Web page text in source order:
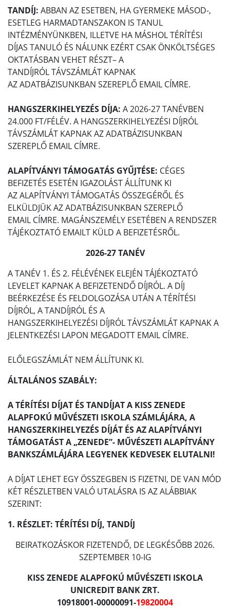
TANDÍJ: ABBAN AZ ESETBEN, HA GYERMEKE MÁSOD-,
ESETLEG HARMADTANSZAKON IS TANUL
INTÉZMÉNYÜNKBEN, ILLETVE HA MÁSHOL TÉRÍTÉSI
DÍJAS TANULÓ ÉS NÁLUNK EZÉRT CSAK ÖNKÖLTSÉGES
OKTATÁSBAN VEHET RÉSZT– A
TANDÍJRÓL TÁVSZÁMLÁT KAPNAK
AZ ADATBÁZISUNKBAN SZEREPLŐ EMAIL CÍMRE.
HANGSZERKIHELYEZÉS DÍJA: A 2026-27 TANÉVBEN
24.000 FT/FÉLÉV. A HANGSZERKIHELYEZÉSI DÍJRÓL
TÁVSZÁMLÁT KAPNAK AZ ADATBÁZISUNKBAN
SZEREPLŐ EMAIL CÍMRE.
ALAPÍTVÁNYI TÁMOGATÁS GYŰJTÉSE: CÉGES
BEFIZETÉS ESETÉN IGAZOLÁST ÁLLÍTUNK KI
AZ ALAPÍTVÁNYI TÁMOGATÁS ÖSSZEGÉRŐL ÉS
ELKÜLDJÜK AZ ADATBÁZISUNKBAN SZEREPLŐ
EMAIL CÍMRE. MAGÁNSZEMÉLY ESETÉBEN A RENDSZER
TÁJÉKOZTATÓ EMAILT KÜLD A BEFIZETÉSRŐL.
2026-27 TANÉV
A TANÉV 1. ÉS 2. FÉLÉVÉNEK ELEJÉN TÁJÉKOZTATÓ
LEVELET KAPNAK A BEFIZETENDŐ DÍJRÓL. A DÍJ
BEÉRKEZÉSE ÉS FELDOLGOZÁSA UTÁN A TÉRÍTÉSI
DÍJRÓL, A TANDÍJRÓL ÉS A
HANGSZERKIHELYEZÉSI DÍJRÓL TÁVSZÁMLÁT KAPNAK A
JELENTKEZÉSI LAPON MEGADOTT EMAIL CÍMRE.
ELŐLEGSZÁMLÁT NEM ÁLLÍTUNK KI.
ÁLTALÁNOS SZABÁLY:
A TÉRÍTÉSI DÍJAT ÉS TANDÍJAT A KISS ZENEDE
ALAPFOKÚ MŰVÉSZETI ISKOLA SZÁMLÁJÁRA, A
HANGSZERKIHELYEZÉS DÍJÁT ÉS AZ ALAPÍTVÁNYI
TÁMOGATÁST A „ZENEDE”- MŰVÉSZETI ALAPÍTVÁNY
BANKSZÁMLÁJÁRA LEGYENEK KEDVESEK ELUTALNI!
A DÍJAT LEHET EGY ÖSSZEGBEN IS FIZETNI, DE VAN MÓD
KÉT RÉSZLETBEN VALÓ UTALÁSRA IS AZ ALÁBBIAK
SZERINT:
1. RÉSZLET: TÉRÍTÉSI DÍJ, TANDÍJ
BEIRATKOZÁSKOR FIZETENDŐ, DE LEGKÉSŐBB 2026.
SZEPTEMBER 10-IG
KISS ZENEDE ALAPFOKÚ MŰVÉSZETI ISKOLA
UNICREDIT BANK ZRT.
10918001-00000091-19820004